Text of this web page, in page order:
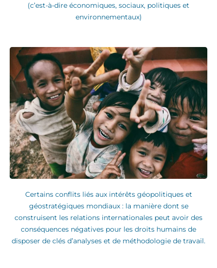
(c’est-à-dire économiques, sociaux, politiques et
environnementaux)
Certains conflits liés aux intérêts géopolitiques et
géostratégiques mondiaux : la manière dont se
construisent les relations internationales peut avoir des
conséquences négatives pour les droits humains de
disposer de clés d’analyses et de méthodologie de travail.